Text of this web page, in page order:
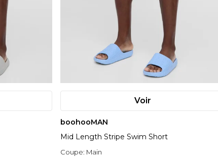
Voir
boohooMAN
Mid Length Stripe Swim Short
Coupe: Main